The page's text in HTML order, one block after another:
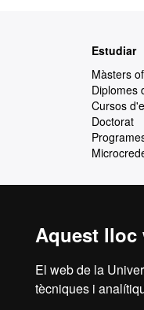
Aquest lloc
El web de la
tècniques i
Estudiar
Màsters
Diplomes
Cursos
Doctorat